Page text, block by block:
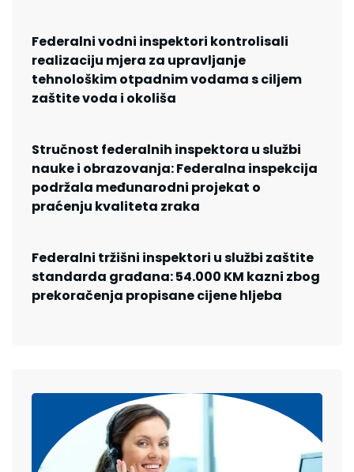
Federalni vodni inspektori kontrolisali
realizaciju mjera za upravljanje
tehnološkim otpadnim vodama s ciljem
zaštite voda i okoliša
Stručnost federalnih inspektora u službi
nauke i obrazovanja: Federalna inspekcija
podržala međunarodni projekat o
praćenju kvaliteta zraka
Federalni tržišni inspektori u službi zaštite
standarda građana: 54.000 KM kazni zbog
prekoračenja propisane cijene hljeba